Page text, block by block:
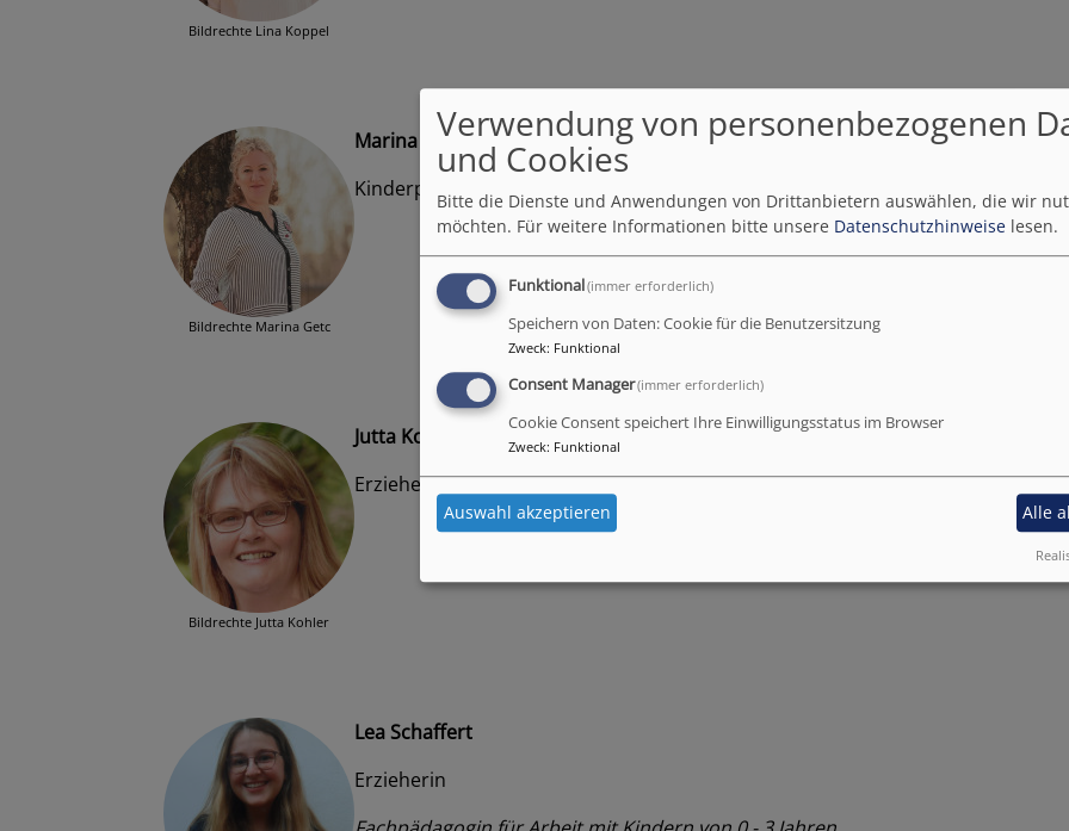
Bildrechte Lina Koppel
Bildrechte Marina Getc
Marina Getc
Kinderpflegerin
Bildrechte Jutta Kohler
Jutta Kohler
Erzieherin
Lea Schaffert
Erzieherin
Verwendung von personenbezogenen
und Cookies
Bitte die Dienste und Anwendungen von Drittanbietern auswählen, die wir
möchten. Für weitere Informationen bitte unsere Datenschutzhinweise lesen.
Funktional(immer erforderlich)
Speichern von Daten: Cookie für die Benutzersitzung
Zweck: Funktional
Consent Manager(immer erforderlich)
Cookie Consent speichert Ihre Einwilligungsstatus im Browser
Zweck: Funktional
Auswahl akzeptieren Alle